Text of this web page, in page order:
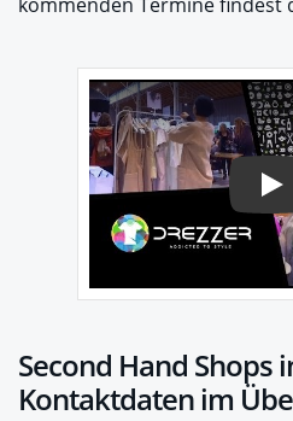
Play
Second Hand Shops
Kontaktdaten im